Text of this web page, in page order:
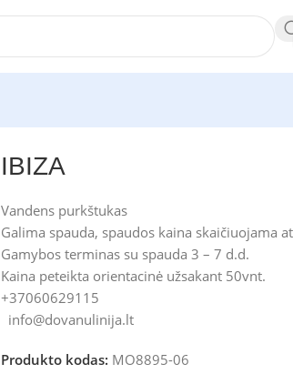
IBIZA
Vandens purkštukas
Galima spauda, spaudos kaina skaičiuojama
Gamybos terminas su spauda 3 – 7 d.d.
Kaina peteikta orientacinė užsakant 50vnt.
+37060629115
info@dovanulinija.lt
Produkto kodas: MO8895-06